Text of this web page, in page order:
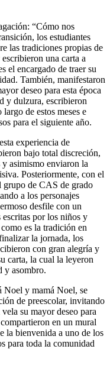
“Cómo nos
los estudiantes
las tradiciones propias de
una carta a
el encargado de traer su
También, manifestaron
deseo para esta época
y dulzura, escribieron
de estos meses e
para el siguiente año.
experiencia de
bajo total discreción,
asimismo enviaron la
Posteriormente, con el
grupo de CAS de grado
a los personajes
desfile con un
por los niños y
es la tradición en
la jornada, los
con gran alegría y
carta, la cual la leyeron
y asombro.
Noel y mamá Noel, se
de preescolar, invitando
su mayor deseo para
en un mural
la bienvenida a uno de los
para toda la comunidad